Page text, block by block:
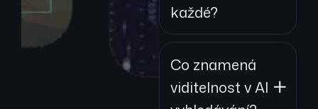
každé?
Co znamená
viditelnost v AI